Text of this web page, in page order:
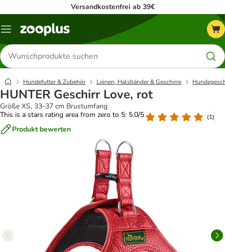
Versandkostenfrei ab 39€
Menü
Produkte
suchen
Hundefutter & Zubehör Leinen, Halsbänder & Geschirre
HUNTER Geschirr Love, rot
Größe XS, 33-37 cm Brustumfang
This is a stars rating area from zero to 5: 5.0/5
(1)
Produkt bewerten